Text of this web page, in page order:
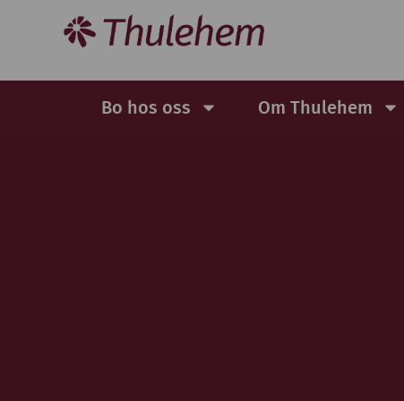
Bo hos oss Om Thulehem